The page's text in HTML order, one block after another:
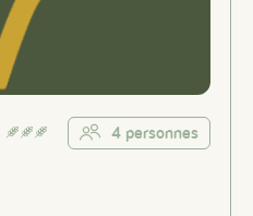
4 personnes